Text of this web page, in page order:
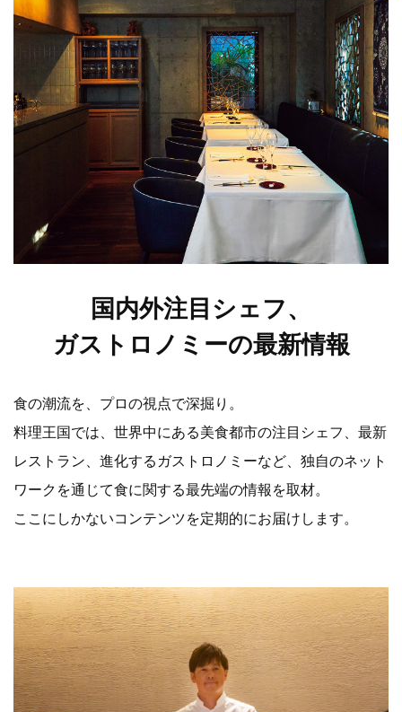
国内外注目シェフ、
ガストロノミーの最新情報
食の潮流を、プロの視点で深掘り。
料理王国では、世界中にある美食都市の注目シェフ、最新
レストラン、進化するガストロノミーなど、独自のネット
ワークを通じて食に関する最先端の情報を取材。
ここにしかないコンテンツを定期的にお届けします。